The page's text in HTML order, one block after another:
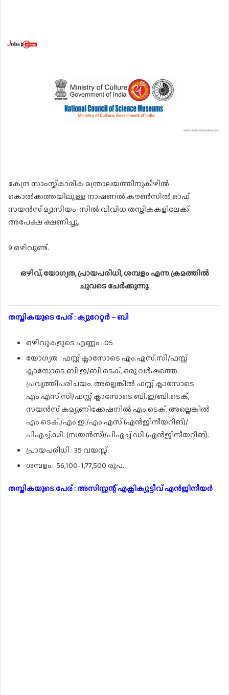
കേന്ദ്ര സാംസ്ക്കാരിക മന്ത്രാലയത്തിനുകീഴിൽ
കൊൽക്കത്തയിലുള്ള നാഷണൽ കൗൺസിൽ ഓഫ്
സയൻസ് മ്യൂസിയം-സിൽ വിവിധ തസ്തികകളിലേക്ക്
അപേക്ഷ ക്ഷണിച്ചു.
9 ഒഴിവുണ്ട്.
ഒഴിവ്, യോഗ്യത, പ്രായപരിധി, ശമ്പളം എന്ന ക്രമത്തിൽ
ചുവടെ ചേർക്കുന്നു.
തസ്തികയുടെ പേര് : ക്യുറേറ്റർ – ബി
ഒഴിവുകളുടെ എണ്ണം : 05
യോഗ്യത : ഫസ്റ്റ് ക്ലാസോടെ എം.എസ്.സി/ഫസ്റ്റ്
ക്ലാസോടെ ബി.ഇ/ബി.ടെക്, ഒരു വർഷത്തെ
പ്രവൃത്തിപരിചയം. അല്ലെങ്കിൽ ഫസ്റ്റ് ക്ലാസോടെ
എം.എസ്.സി/ഫസ്റ്റ് ക്ലാസോടെ ബി.ഇ/ബി.ടെക്,
സയൻസ് കമ്യൂണിക്കേഷനിൽ എം.ടെക്. അല്ലെങ്കിൽ
എം.ടെക്./എം.ഇ./എം.എസ്.(എൻജിനീയറിങ്)/
പിഎച്ച്.ഡി. (സയൻസ്)/പിഎച്ച്.ഡി (എൻജിനീയറിങ്).
പ്രായപരിധി : 35 വയസ്സ്.
ശമ്പളം : 56,100-1,77,500 രൂപ.
തസ്തികയുടെ പേര് : അസിസ്റ്റന്റ് എക്സിക്യുട്ടീവ് എൻജിനീയർ